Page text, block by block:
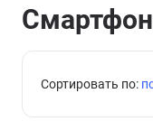
Сортировать по: